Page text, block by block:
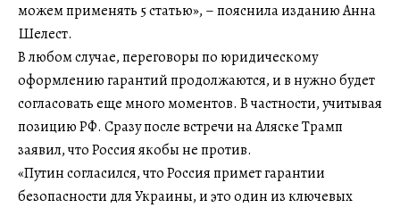
можем применять 5 статью», – пояснила изданию Анна
Шелест.
В любом случае, переговоры по юридическому
оформлению гарантий продолжаются, и в нужно будет
согласовать еще много моментов. В частности, учитывая
позицию РФ. Сразу после встречи на Аляске Трамп
заявил, что Россия якобы не против.
«Путин согласился, что Россия примет гарантии
безопасности для Украины, и это один из ключевых